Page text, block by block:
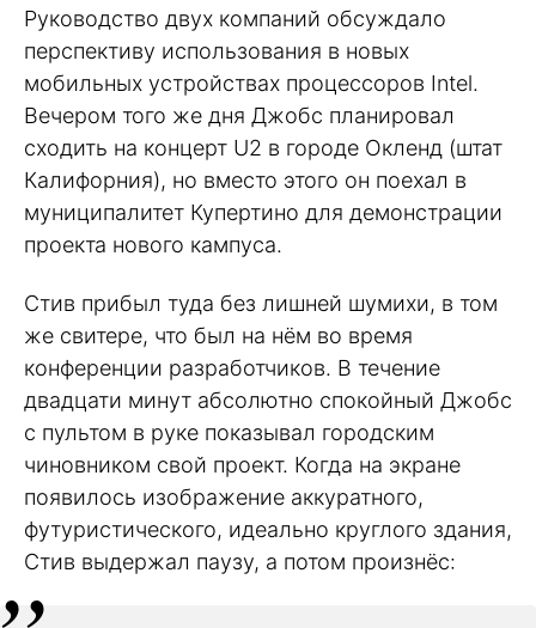
Руководство двух компаний обсуждало
перспективу использования в новых
мобильных устройствах процессоров Intel.
Вечером того же дня Джобс планировал
сходить на концерт U2 в городе Окленд (штат
Калифорния), но вместо этого он поехал в
муниципалитет Купертино для демонстрации
проекта нового кампуса.
Стив прибыл туда без лишней шумихи, в том
же свитере, что был на нём во время
конференции разработчиков. В течение
двадцати минут абсолютно спокойный Джобс
с пультом в руке показывал городским
чиновником свой проект. Когда на экране
появилось изображение аккуратного,
футуристического, идеально круглого здания,
Стив выдержал паузу, а потом произнёс: